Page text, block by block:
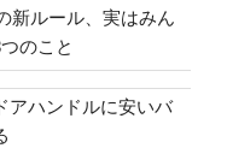
新ルール、実はみん
のこと
アハンドルに安いバ